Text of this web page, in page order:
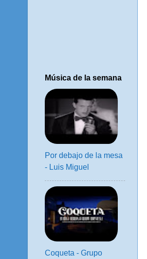
Música de la semana
Por debajo de la mesa
- Luis Miguel
Coqueta - Grupo